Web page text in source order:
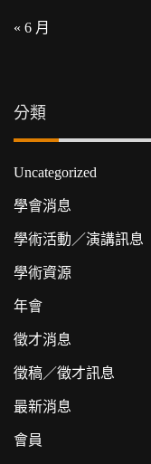
« 6 月
分類
Uncategorized
學會消息
學術活動／演講訊息
學術資源
年會
徵才消息
徵稿／徵才訊息
最新消息
會員